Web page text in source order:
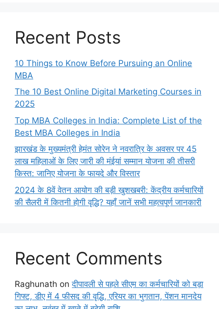
Recent Posts
10 Things to Know Before Pursuing an Online
MBA
The 10 Best Online Digital Marketing Courses in
2025
Top MBA Colleges in India: Complete List of the
Best MBA Colleges in India
झारखंड के मुख्यमंत्री हेमंत सोरेन ने नवरात्रि के अवसर पर 45
लाख महिलाओं के लिए जारी की मंईयां सम्मान योजना की तीसरी
किस्त: जानिए योजना के फायदे और विस्तार
2024 के 8वें वेतन आयोग की बड़ी खुशखबरी: केंद्रीय कर्मचारियों
की सैलरी में कितनी होगी वृद्धि? यहाँ जानें सभी महत्वपूर्ण जानकारी
Recent Comments
Raghunath onदीपावली से पहले सीएम का कर्मचारियों को बड़ा
गिफ्ट, डीए में 4 फीसद की वृद्धि, एरियर का भुगतान, पेंशन मानदेय